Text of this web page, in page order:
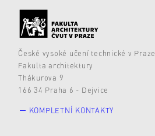
České vysoké učení technické v Praze
Fakulta architektury
Thákurova 9
166 34 Praha 6 - Dejvice
KOMPLETNÍ KONTAKTY